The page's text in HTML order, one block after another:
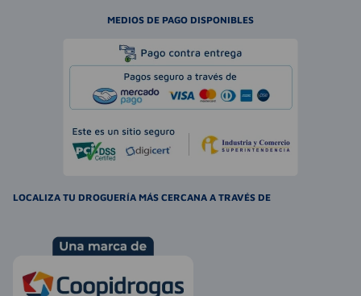
MEDIOS DE PAGO DISPONIBLES
LOCALIZA TU DROGUERÍA MÁS CERCANA A TRAVÉS DE